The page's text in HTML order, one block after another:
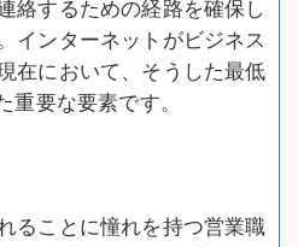
絡するための経路を確保し
インターネットがビジネス
在において、そうした最低
要な要素です。
ることに憧れを持つ営業職